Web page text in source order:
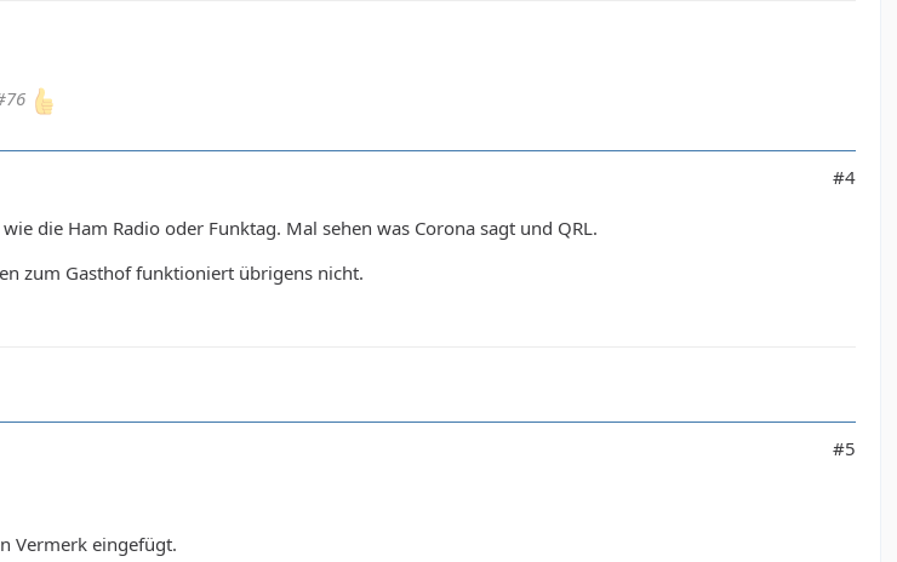
#4
die Ham Radio oder Funktag. Mal sehen was Corona sagt und QRL.
zum Gasthof funktioniert übrigens nicht.
#5
Vermerk eingefügt.